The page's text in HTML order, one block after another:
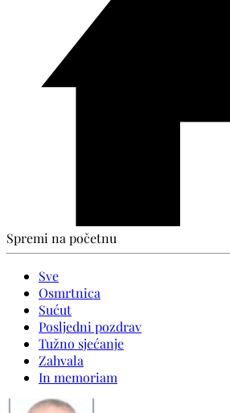
Spremi na početnu
Sve
Osmrtnica
Sućut
Posljedni pozdrav
Tužno sjećanje
Zahvala
In memoriam